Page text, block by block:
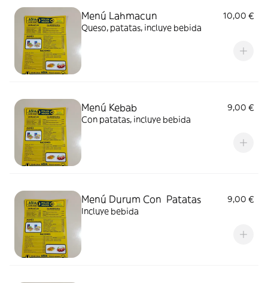
Menú Lahmacun
10,00 €
Queso, patatas, incluye bebida
Menú Kebab
9,00 €
Con patatas, incluye bebida
Menú Durum Con Patatas
9,00 €
Incluye bebida